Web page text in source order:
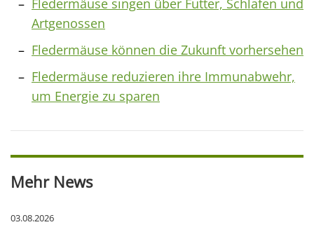
Fledermäuse singen über Futter, Schlafen und
Artgenossen
Fledermäuse können die Zukunft vorhersehen
Fledermäuse reduzieren ihre Immunabwehr,
um Energie zu sparen
Mehr News
03.08.2026